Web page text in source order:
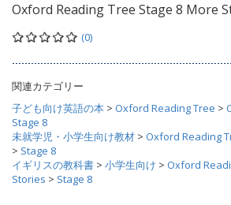
Oxford Reading Tree Stage 8 More
(0)
関連カテゴリー
子ども向け英語の本 > Oxford Reading Tree >
Stage 8
未就学児・小学生向け教材 > Oxford Reading
> Stage 8
イギリスの教科書 > 小学生向け > Oxford
Stories > Stage 8